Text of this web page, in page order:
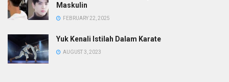
Maskulin
FEBRUARY 22, 2025
Yuk Kenali Istilah Dalam Karate
AUGUST 3, 2023